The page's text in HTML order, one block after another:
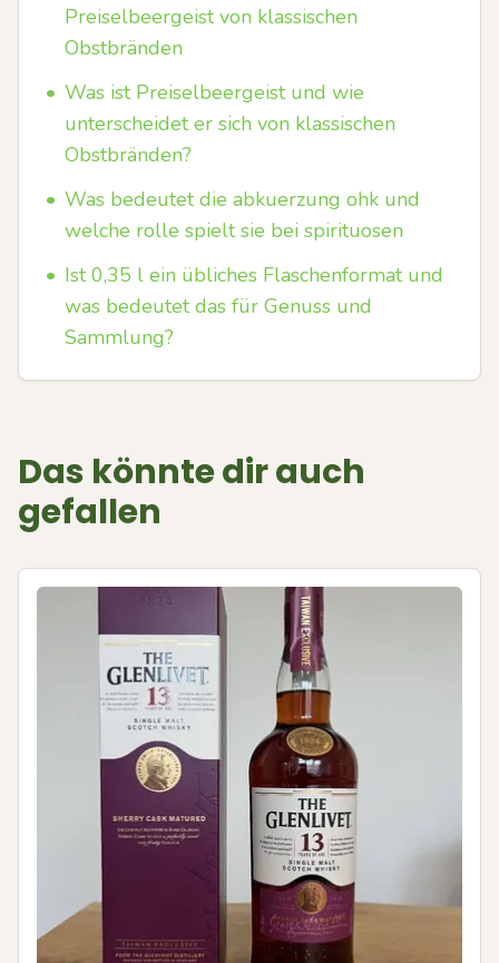
Preiselbeergeist von klassischen
Obstbränden
• Was ist Preiselbeergeist und wie
unterscheidet er sich von klassischen
Obstbränden?
• Was bedeutet die abkuerzung ohk und
welche rolle spielt sie bei spirituosen
• Ist 0,35 l ein übliches Flaschenformat und
was bedeutet das für Genuss und
Sammlung?
Das könnte dir auch
gefallen